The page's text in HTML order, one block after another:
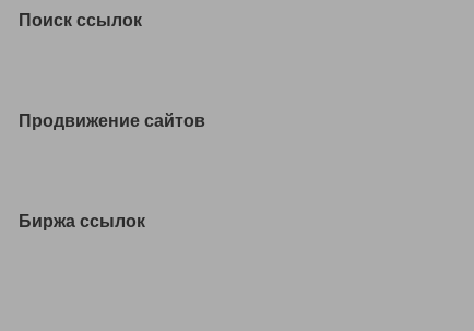
Поиск ссылок
Продвижение сайтов
Биржа ссылок